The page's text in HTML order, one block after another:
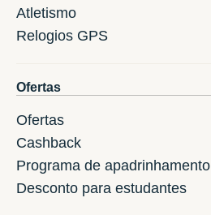
Atletismo
Relogios GPS
Ofertas
Ofertas
Cashback
Programa de apadrinhamento
Desconto para estudantes